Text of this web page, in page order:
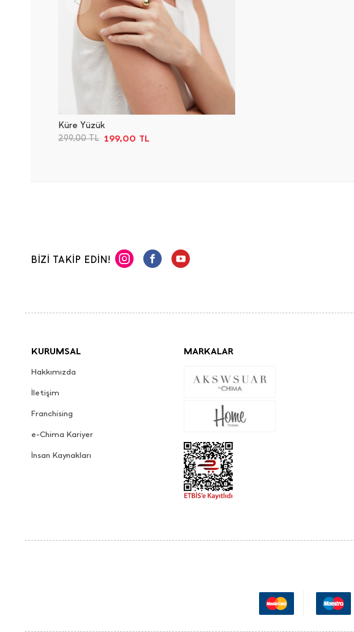
Küre Yüzük
299,00TL 199,00 TL
BİZİ TAKİP EDİN!
KURUMSAL
Hakkımızda
İletişim
Franchising
e-Chima Kariyer
İnsan Kaynakları
MARKALAR